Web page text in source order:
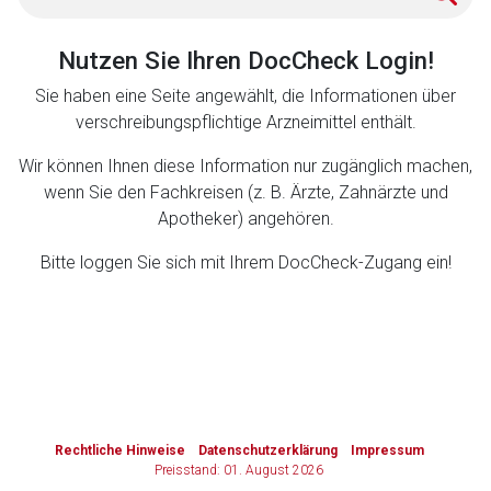
Nutzen Sie Ihren DocCheck Login!
Sie haben eine Seite angewählt, die Informationen über
verschreibungspflichtige Arzneimittel enthält.
Wir können Ihnen diese Information nur zugänglich machen,
wenn Sie den Fachkreisen (z. B. Ärzte, Zahnärzte und
Apotheker) angehören.
Bitte loggen Sie sich mit Ihrem DocCheck-Zugang ein!
Rechtliche Hinweise Datenschutzerklärung
Impressum
Preisstand: 01. August 2026
Zurück zur rote-liste.de Zur Seite